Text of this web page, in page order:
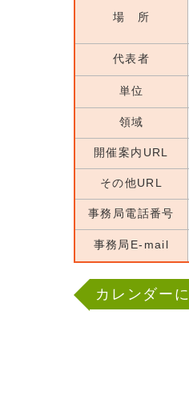
場 所
代表者
単位
領域
開催案内URL
その他URL
事務局電話番号
事務局E-mail
カレンダー